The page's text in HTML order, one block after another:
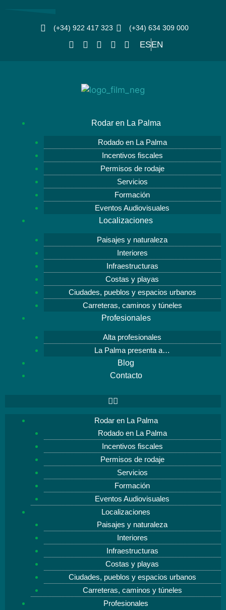
(+34) 922 417 323 (+34) 634 309 000
ESEN
Rodar en La Palma
Rodado en La Palma
Incentivos fiscales
Permisos de rodaje
Servicios
Formación
Eventos Audiovisuales
Localizaciones
Paisajes y naturaleza
Interiores
Infraestructuras
Costas y playas
Ciudades, pueblos y espacios urbanos
Carreteras, caminos y túneles
Profesionales
Alta profesionales
La Palma presenta a…
Blog
Contacto
Rodar en La Palma
Rodado en La Palma
Incentivos fiscales
Permisos de rodaje
Servicios
Formación
Eventos Audiovisuales
Localizaciones
Paisajes y naturaleza
Interiores
Infraestructuras
Costas y playas
Ciudades, pueblos y espacios urbanos
Carreteras, caminos y túneles
Profesionales